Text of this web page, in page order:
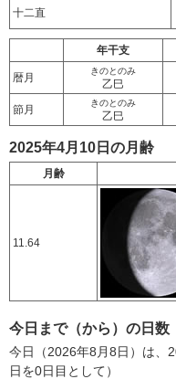
十二直
年干支
暦月
きのとのみ
乙巳
節月
きのとのみ
乙巳
2025年4月10日の月齢
月齢
11.64
今日まで（から）の日数
今日（2026年8月8日）は、
日を0日目として）